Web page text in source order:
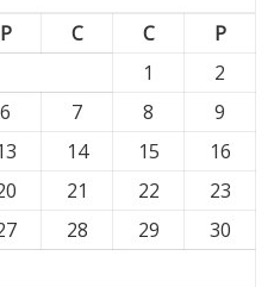
P C C
P
1
2
6 7 8
9
14 15
16
21 22
23
28 29
30